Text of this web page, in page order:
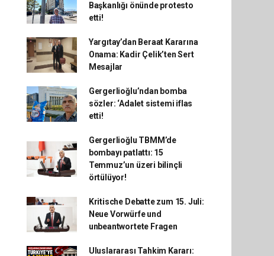
Başkanlığı önünde protesto
etti!
Yargıtay’dan Beraat Kararına
Onama: Kadir Çelik’ten Sert
Mesajlar
Gergerlioğlu’ndan bomba
sözler: ‘Adalet sistemi iflas
etti!
Gergerlioğlu TBMM’de
bombayı patlattı: 15
Temmuz’un üzeri bilinçli
örtülüyor!
Kritische Debatte zum 15. Juli:
Neue Vorwürfe und
unbeantwortete Fragen
Uluslararası Tahkim Kararı: